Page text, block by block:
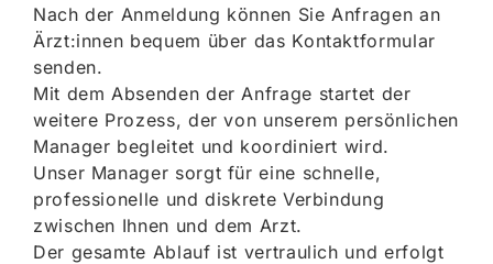
Nach der Anmeldung können Sie Anfragen an
Ärzt:innen bequem über das Kontaktformular
senden.
Mit dem Absenden der Anfrage startet der
weitere Prozess, der von unserem persönlichen
Manager begleitet und koordiniert wird.
Unser Manager sorgt für eine schnelle,
professionelle und diskrete Verbindung
zwischen Ihnen und dem Arzt.
Der gesamte Ablauf ist vertraulich und erfolgt